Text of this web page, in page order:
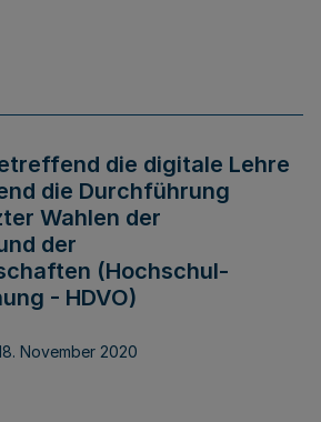
die digitale Lehre
die Durchführung
Wahlen der
der
(Hochschul-
- HDVO)
November 2020